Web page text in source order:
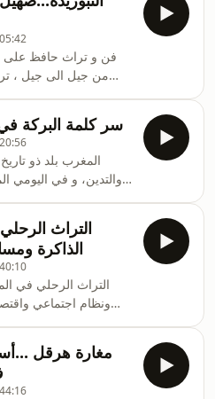
بين الحكمة والطرافة،
فن و تراث حافظ على
من
الغني المعروفي نائب
سر كلمة البركة في
المغرب بلد ذو
والتدين، و في اليومي
من الحياة اليومية
حلقتنا اليوم مع
باحث في الثقافة و التراث المغربي .
التراث
الذاكرة
ونظام اجتماعي
فريدا من مكونات هويتنا
الاستاذ مصطفى
مغارة هرقل